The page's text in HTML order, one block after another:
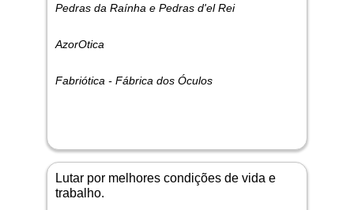
Pedras da Raínha e Pedras d'el Rei
AzorOtica
Fabriótica - Fábrica dos Óculos
Lutar por melhores condições de vida e
trabalho.